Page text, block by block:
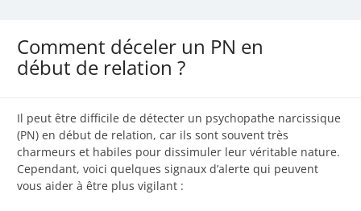
Comment déceler un PN en
début de relation ?
Il peut être difficile de détecter un psychopathe narcissique
(PN) en début de relation, car ils sont souvent très
charmeurs et habiles pour dissimuler leur véritable nature.
Cependant, voici quelques signaux d’alerte qui peuvent
vous aider à être plus vigilant :